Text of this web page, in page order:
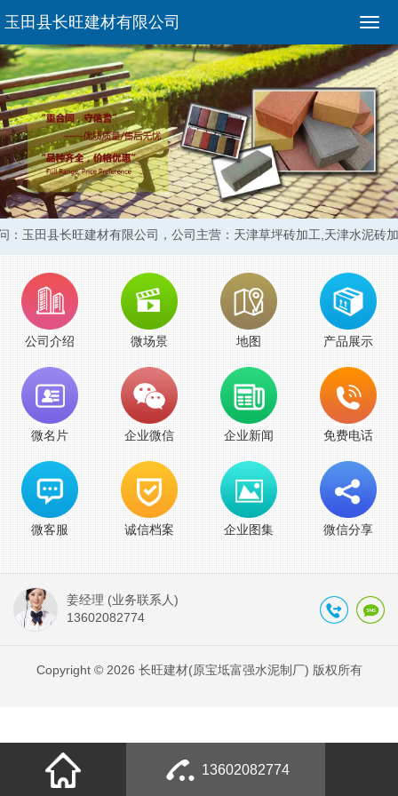
玉田县长旺建材有限公司
：玉田县长旺建材有限公司， 公司主营：天津草坪砖加工,天津水泥砖
公司介绍 微场景 地图 产品展示
微名片 企业微信 企业新闻 免费电话
微客服 诚信档案 企业图集 微信分享
姜经理 (业务联系人)
13602082774
Copyright © 2026 长旺建材(原宝坻富强水泥制厂) 版权所有
13602082774